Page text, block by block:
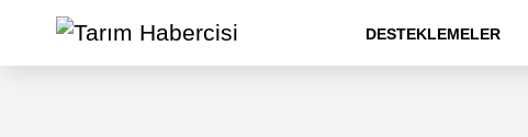
DESTEKLEMELER